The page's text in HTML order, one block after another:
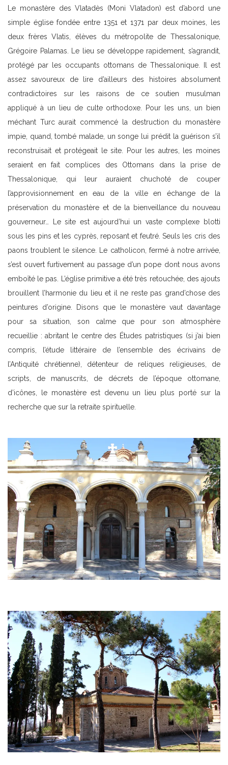
Le monastère des Vlatadès (Moni Vlatadon) est d’abord une
simple église fondée entre 1351 et 1371 par deux moines, les
deux frères Vlatis, élèves du métropolite de Thessalonique,
Grégoire Palamas. Le lieu se développe rapidement, s’agrandit,
protégé par les occupants ottomans de Thessalonique. Il est
assez savoureux de lire d’ailleurs des histoires absolument
contradictoires sur les raisons de ce soutien musulman
appliqué à un lieu de culte orthodoxe. Pour les uns, un bien
méchant Turc aurait commencé la destruction du monastère
impie, quand, tombé malade, un songe lui prédit la guérison s’il
reconstruisait et protégeait le site. Pour les autres, les moines
seraient en fait complices des Ottomans dans la prise de
Thessalonique, qui leur auraient chuchoté de couper
l’approvisionnement en eau de la ville en échange de la
préservation du monastère et de la bienveillance du nouveau
gouverneur… Le site est aujourd’hui un vaste complexe blotti
sous les pins et les cyprès, reposant et feutré. Seuls les cris des
paons troublent le silence. Le catholicon, fermé à notre arrivée,
s’est ouvert furtivement au passage d’un pope dont nous avons
emboîté le pas. L’église primitive a été très retouchée, des ajouts
brouillent l’harmonie du lieu et il ne reste pas grand’chose des
peintures d’origine. Disons que le monastère vaut davantage
pour sa situation, son calme que pour son atmosphère
recueillie : abritant le centre des Études patristiques (si j’ai bien
compris, l’étude littéraire de l’ensemble des écrivains de
l’Antiquité chrétienne), détenteur de reliques religieuses, de
scripts, de manuscrits, de décrets de l’époque ottomane,
d’icônes, le monastère est devenu un lieu plus porté sur la
recherche que sur la retraite spirituelle.